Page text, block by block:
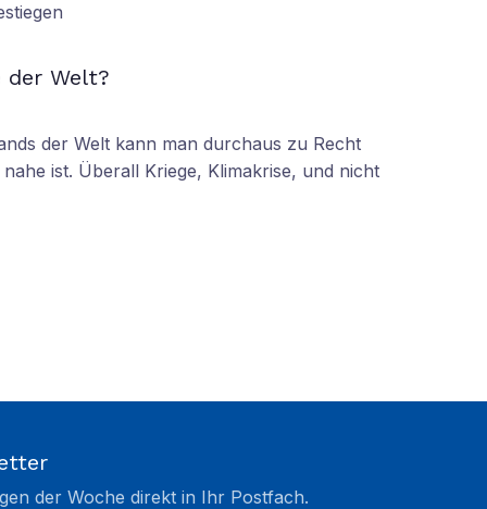
der Welt?
der Welt kann man durchaus zu Recht
ist. Überall Kriege, Klimakrise, und nicht
der Woche direkt in Ihr Postfach.